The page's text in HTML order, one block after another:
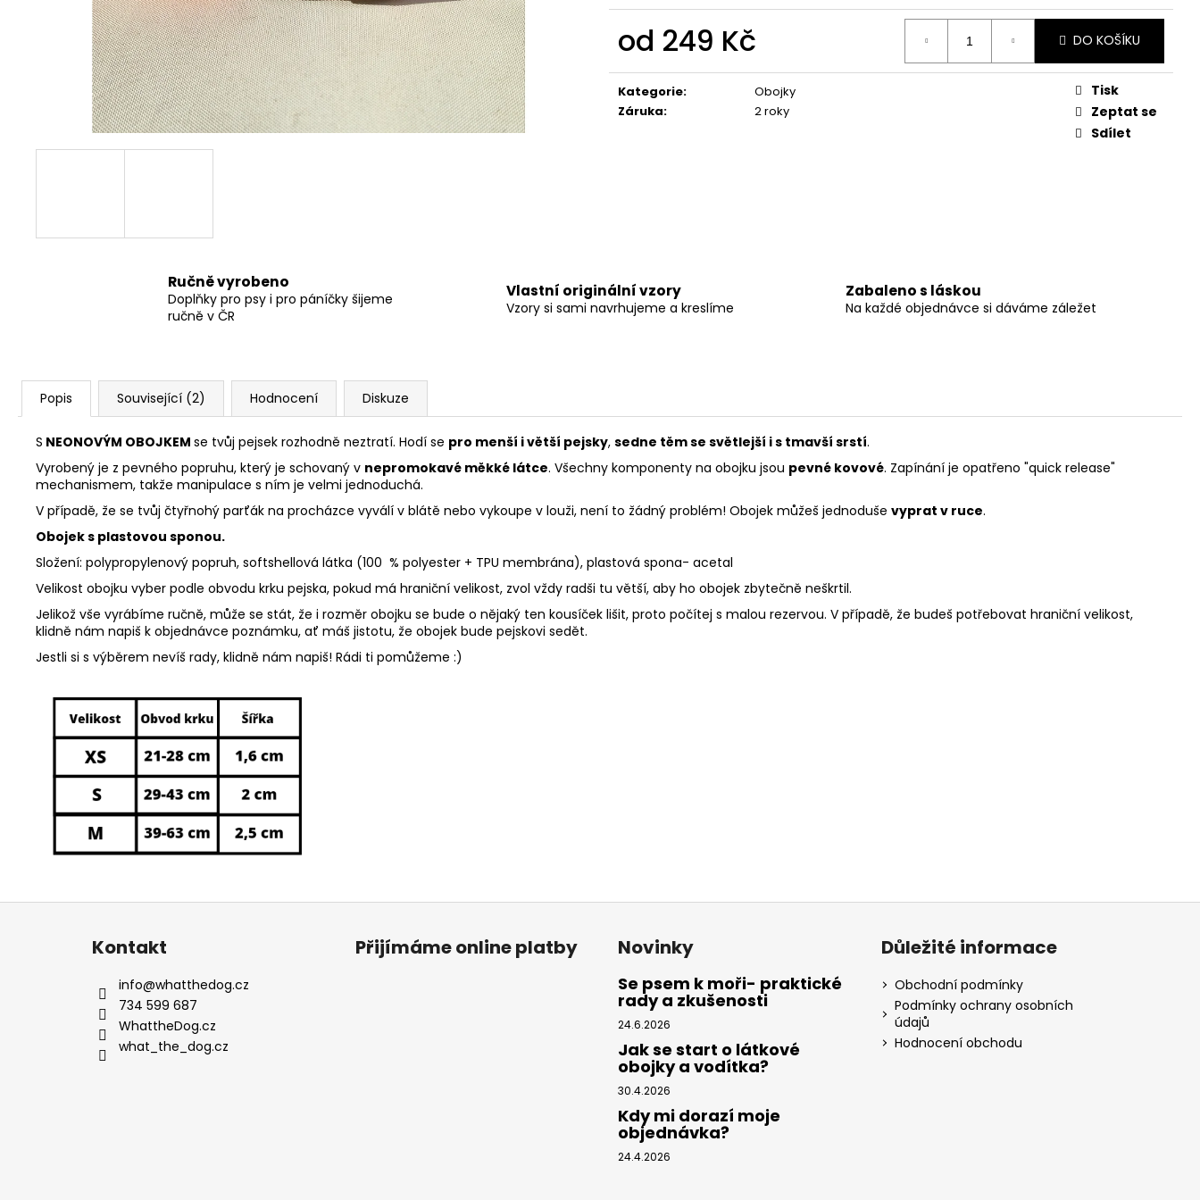
od 249 Kč
cena:
DO KOŠÍKU
Kategorie:
Obojky
Záruka: 2 roky
Tisk
Zeptat se
Sdílet
Ručně vyrobeno
Doplňky pro psy i pro páníčky šijeme
ručně v ČR
Vlastní originální vzory
Vzory si sami navrhujeme a kreslíme
Zabaleno s láskou
Na každé objednávce si dáváme záležet
Popis Související (2) Hodnocení Diskuze
S NEONOVÝM OBOJKEM se tvůj pejsek rozhodně neztratí. Hodí se pro menší i větší pejsky, sedne těm se světlejší i s tmavší srstí.
Vyrobený je z pevného popruhu, který je schovaný v nepromokavé měkké látce. Všechny komponenty na obojku jsou pevné kovové. Zapínání je opatřeno "quick release"
mechanismem, takže manipulace s ním je velmi jednoduchá.
V případě, že se tvůj čtyřnohý parťák na procházce vyválí v blátě nebo vykoupe v louži, není to žádný problém! Obojek můžeš jednoduše vyprat v ruce.
Obojek s plastovou sponou.
Složení: polypropylenový popruh, softshellová látka (100 % polyester + TPU membrána), plastová spona- acetal
Velikost obojku vyber podle obvodu krku pejska, pokud má hraniční velikost, zvol vždy radši tu větší, aby ho obojek zbytečně neškrtil.
Jelikož vše vyrábíme ručně, může se stát, že i rozměr obojku se bude o nějaký ten kousíček lišit, proto počítej s malou rezervou. V případě, že budeš potřebovat hraniční velikost,
klidně nám napiš k objednávce poznámku, ať máš jistotu, že obojek bude pejskovi sedět.
Jestli si s výběrem nevíš rady, klidně nám napiš! Rádi ti pomůžeme :)
550 Kč
550 Kč
275 Kč
Z
Kontakt
info@whatthedog.cz
734 599 687
WhattheDog.cz
what_the_dog.cz
Přijímáme online platby Novinky
Se psem k moři- praktické
rady a zkušenosti
24.6.2026
Jak se start o látkové
obojky a vodítka?
30.4.2026
Kdy mi dorazí moje
objednávka?
24.4.2026
Důležité informace
Obchodní podmínky
Podmínky ochrany osobních
údajů
Hodnocení obchodu